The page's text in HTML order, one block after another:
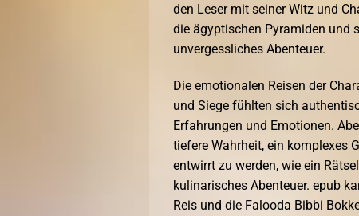
den Leser mit seiner Witz und
die ägyptischen Pyramiden und
unvergessliches Abenteuer.
Die emotionalen Reisen der
und Siege fühlten sich
Erfahrungen und Emotionen.
tiefere Wahrheit, ein komplexes
entwirrt zu werden, wie ein
kulinarisches Abenteuer. epub
Reis und die Falooda Bibbi